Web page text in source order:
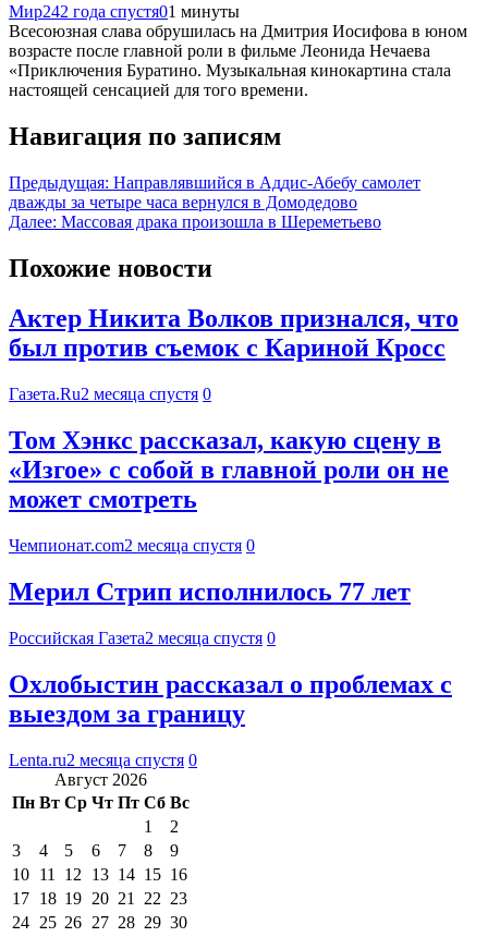
Мир242 года спустя01 минуты
Всесоюзная слава обрушилась на Дмитрия Иосифова в юном
возрасте после главной роли в фильме Леонида Нечаева
«Приключения Буратино. Музыкальная кинокартина стала
настоящей сенсацией для того времени.
Навигация по записям
Предыдущая: Направлявшийся в Аддис-Абебу самолет
дважды за четыре часа вернулся в Домодедово
Далее: Массовая драка произошла в Шереметьево
Похожие новости
Актер Никита Волков признался, что
был против съемок с Кариной Кросс
Газета.Ru2 месяца спустя 0
Том Хэнкс рассказал, какую сцену в
«Изгое» с собой в главной роли он не
может смотреть
Чемпионат.com2 месяца спустя 0
Мерил Стрип исполнилось 77 лет
Российская Газета2 месяца спустя 0
Охлобыстин рассказал о проблемах с
выездом за границу
Lenta.ru2 месяца спустя 0
Август 2026
Пн Вт Ср Чт Пт Сб Вс
1
2
3
4 5 6 7 8
9
10 11 12 13 14 15 16
17 18 19 20 21 22 23
24 25 26 27 28 29 30